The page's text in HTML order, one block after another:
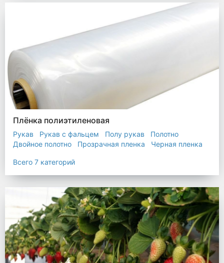
Плёнка полиэтиленовая
Рукав Рукав с фальцем Полу рукав
Полотно
Двойное полотно
Прозрачная пленка Черная пленка
Всего 7 категорий